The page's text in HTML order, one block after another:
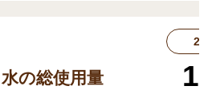
水の総使用量